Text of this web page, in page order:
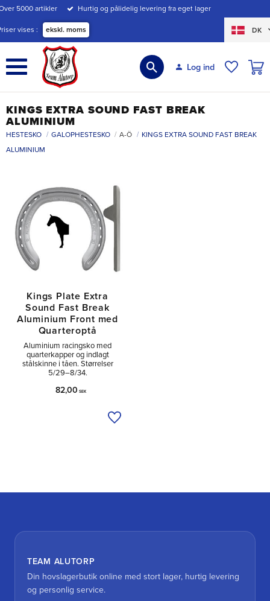
Menu
5000 artikler Hurtig og pålidelig levering fra eget lager
vises ekskl. moms DK
Log ind
KINGS EXTRA SOUND FAST BREAK
ALUMINIUM
HESTESKO GALOPHESTESKO A-Ö
KINGS EXTRA SOUND FAST BREAK
ALUMINIUM
Kings Plate Extra
Sound Fast Break
Aluminium Front med
Quarteroptå
Aluminium racingsko med
quarterkapper og indlagt
stålskinne i tåen. Størrelser
5/29–8/34.
82,00 SEK
Tilføj til ønskeliste
TEAM ALUTORP
Din hovslagerbutik online med stort lager, hurtig levering
og personlig service.